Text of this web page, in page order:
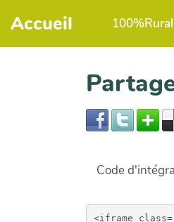
Aller au contenu principal
Accueil 100%Rural
Code